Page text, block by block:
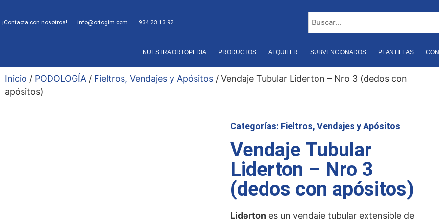
¡Contacta con nosotros! info@ortogim.com 934 23 13 92
NUESTRA ORTOPEDIA PRODUCTOS ALQUILER SUBVENCIONADOS PLANTILLAS
Inicio / PODOLOGÍA / Fieltros, Vendajes y Apósitos / Vendaje Tubular Liderton – Nro 3 (dedos con
apósitos)
Categorías: Fieltros, Vendajes y Apósitos
Vendaje Tubular
Liderton – Nro 3
(dedos con apósitos)
Liderton es un vendaje tubular extensible de